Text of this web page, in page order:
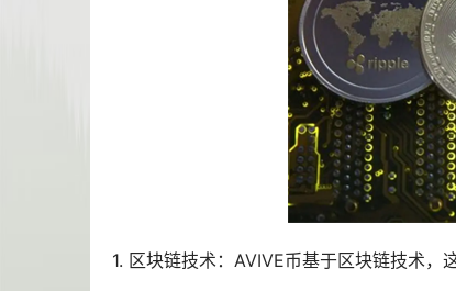
1. 区块链技术：AVIVE币基于区块链技术，